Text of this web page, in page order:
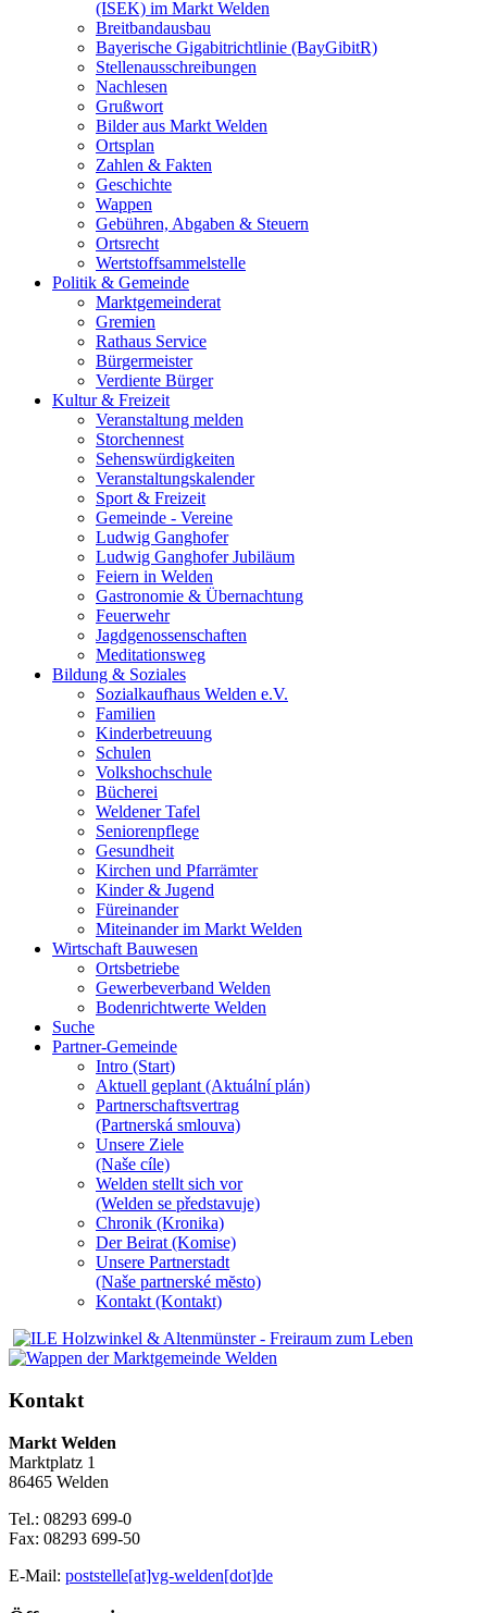
(ISEK) im Markt Welden
Breitbandausbau
Bayerische Gigabitrichtlinie (BayGibitR)
Stellenausschreibungen
Nachlesen
Grußwort
Bilder aus Markt Welden
Ortsplan
Zahlen & Fakten
Geschichte
Wappen
Gebühren, Abgaben & Steuern
Ortsrecht
Wertstoffsammelstelle
Politik & Gemeinde
Marktgemeinderat
Gremien
Rathaus Service
Bürgermeister
Verdiente Bürger
Kultur & Freizeit
Veranstaltung melden
Storchennest
Sehenswürdigkeiten
Veranstaltungskalender
Sport & Freizeit
Gemeinde - Vereine
Ludwig Ganghofer
Ludwig Ganghofer Jubiläum
Feiern in Welden
Gastronomie & Übernachtung
Feuerwehr
Jagdgenossenschaften
Meditationsweg
Bildung & Soziales
Sozialkaufhaus Welden e.V.
Familien
Kinderbetreuung
Schulen
Volkshochschule
Bücherei
Weldener Tafel
Seniorenpflege
Gesundheit
Kirchen und Pfarrämter
Kinder & Jugend
Füreinander
Miteinander im Markt Welden
Wirtschaft Bauwesen
Ortsbetriebe
Gewerbeverband Welden
Bodenrichtwerte Welden
Suche
Partner-Gemeinde
Intro (Start)
Aktuell geplant (Aktuální plán)
Partnerschaftsvertrag
(Partnerská smlouva)
Unsere Ziele
(Naše cíle)
Welden stellt sich vor
(Welden se představuje)
Chronik (Kronika)
Der Beirat (Komise)
Unsere Partnerstadt
(Naše partnerské mĕsto)
Kontakt (Kontakt)
Kontakt
Markt Welden
Marktplatz 1
86465 Welden
Tel.: 08293 699-0
Fax: 08293 699-50
E-Mail: poststelle[at]vg-welden[dot]de